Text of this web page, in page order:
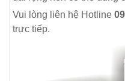
Vui lòng liên hệ Hotline
trực tiếp.